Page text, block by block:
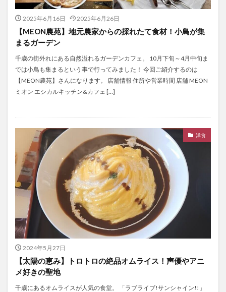
2025年6月16日 2025年6月26日
【MEON農苑】地元農家からの採れたて食材！小鳥が集
まるガーデン
千歳の街外れにある自然溢れるガーデンカフェ。 10月下旬～4月中旬ま
では小鳥も集まるという事で行ってみました！ 今回ご紹介するのは
【MEON農苑】さんになります。 店舗情報 住所や営業時間 店舗 MEON
ミオン エシカルキッチン&カフェ […]
洋食
2024年5月27日
【太陽の恵み】トロトロの絶品オムライス！声優やアニ
メ好きの聖地
千歳にあるオムライスが人気の食堂。 「ラブライブ!サンシャイン!!」